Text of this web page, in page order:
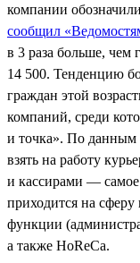
компании
сообщил
в 3 раза больше, чем
14 500. Тенденцию
граждан этой
компаний, среди
и точка». По данным
взять на работу
и кассирами —
приходится на
функции
а также HoReCa.